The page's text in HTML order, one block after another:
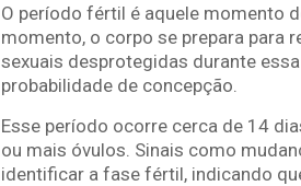
O período fértil é aquele momento
momento, o corpo se prepara para
sexuais desprotegidas durante
probabilidade de concepção.
Esse período ocorre cerca de 14
ou mais óvulos. Sinais como
identificar a fase fértil, indicando